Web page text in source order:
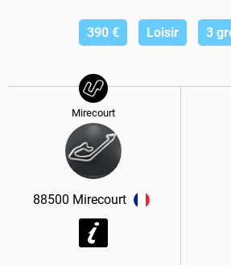
390 € Loisir 3
Mirecourt
88500 Mirecourt